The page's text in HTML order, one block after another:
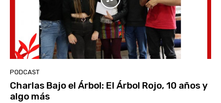
PODCAST
Charlas Bajo el Árbol: El Árbol Rojo, 10 años y
algo más